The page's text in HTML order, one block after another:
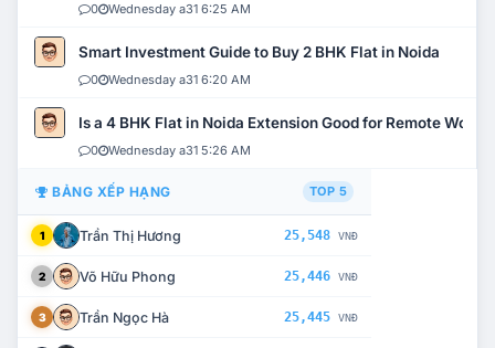
0 Wednesday a31 6:25 AM
Smart Investment Guide to Buy 2 BHK Flat in Noida
0 Wednesday a31 6:20 AM
Is a 4 BHK Flat in Noida Extension Good for Remote Work?
0 Wednesday a31 5:26 AM
BẢNG XẾP HẠNG TOP 5
1 Trần Thị Hương 25,548 VNĐ
2 Võ Hữu Phong 25,446 VNĐ
3 Trần Ngọc Hà 25,445 VNĐ